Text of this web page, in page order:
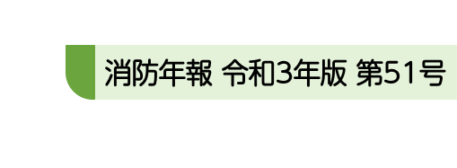
消防年報 令和3年版 第51号